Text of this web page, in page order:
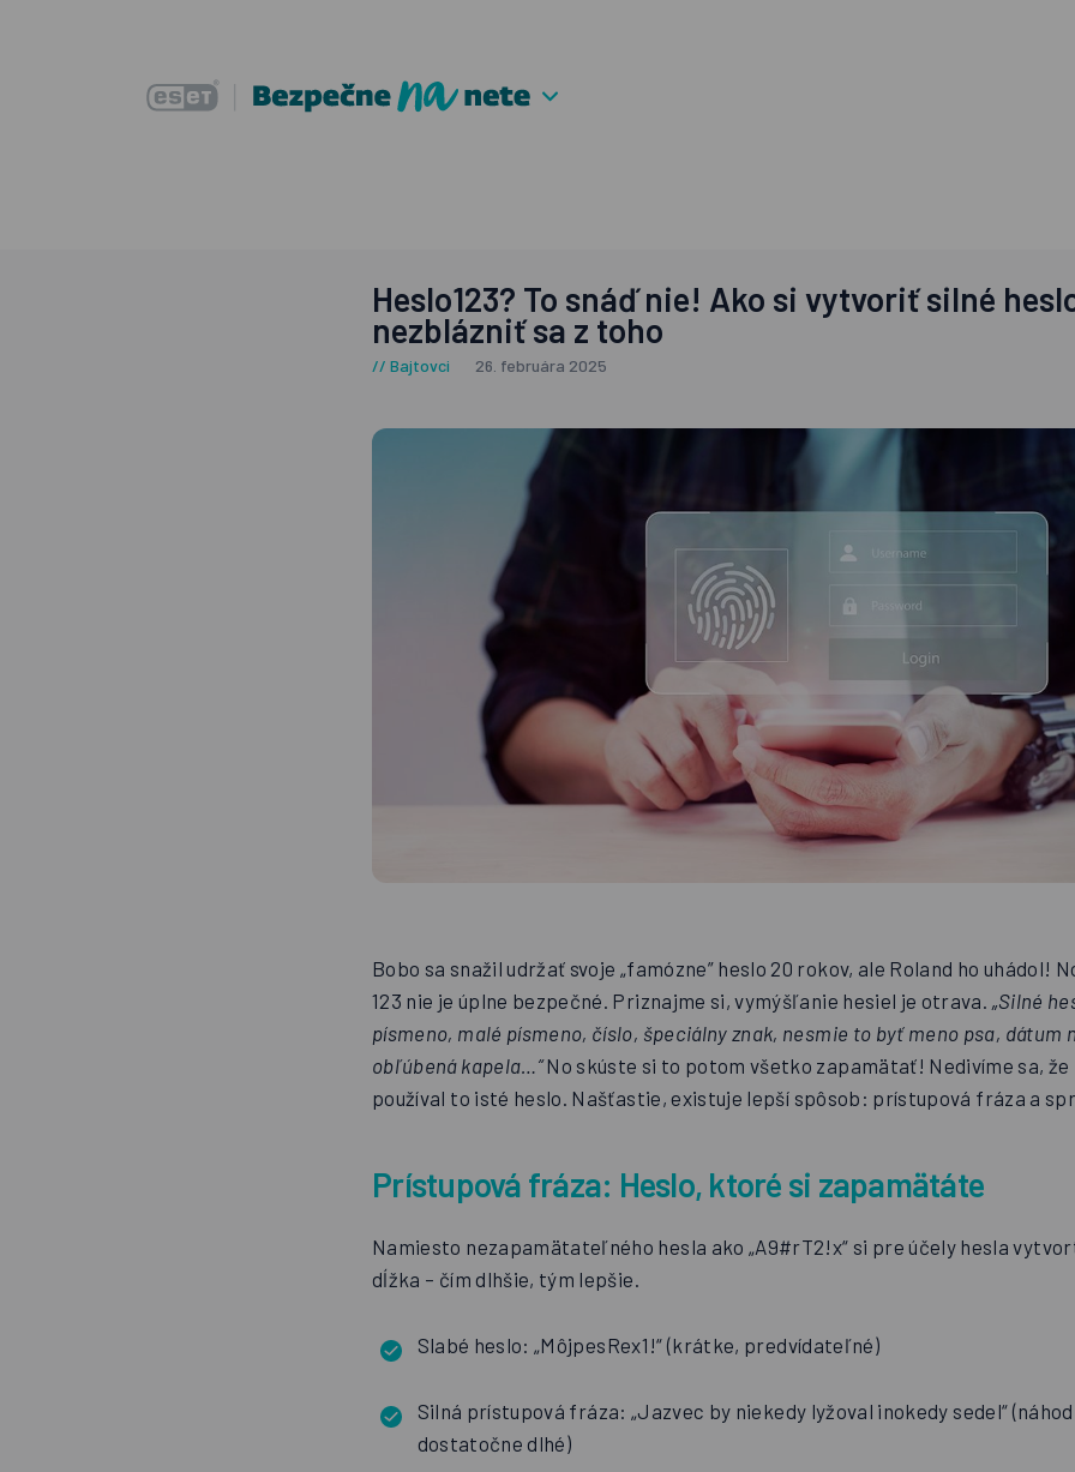
Heslo123? To snáď nie! Ako si vytvoriť silné
nezblázniť sa z toho
Bajtovci 26. februára 2025
Bobo sa snažil udržať svoje „famózne” heslo 20 rokov, ale Roland ho uhádol!
123 nie je úplne bezpečné. Priznajme si, vymýšľanie hesiel je otrava. „Silné
písmeno, malé písmeno, číslo, špeciálny znak, nesmie to byť meno psa, dátum
obľúbená kapela…“No skúste si to potom všetko zapamätať! Nedivíme sa, že
používal to isté heslo. Našťastie, existuje lepší spôsob: prístupová fráza a
Prístupová fráza: Heslo, ktoré si zapamätáte
Namiesto nezapamätateľného hesla ako „A9#rT2!x“ si pre účely hesla
dĺžka – čím dlhšie, tým lepšie.
Slabé heslo: „MôjpesRex1!“ (krátke, predvídateľné)
Silná prístupová fráza: „Jazvec by niekedy lyžoval inokedy sedel“
dostatočne dlhé)